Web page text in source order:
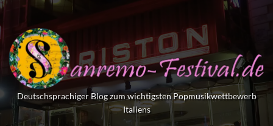
Skip
to
content
Deutschsprachiger Blog zum wichtigsten Popmusikwettbewerb
Italiens